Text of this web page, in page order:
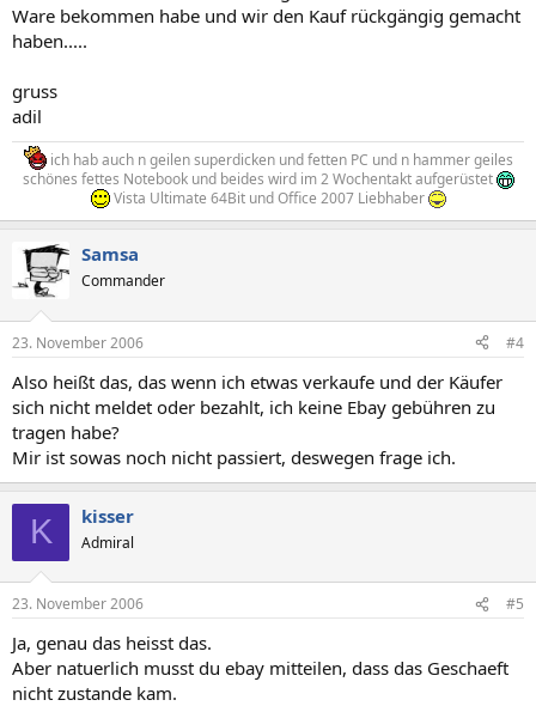
Ware bekommen habe und wir den Kauf rückgängig gemacht
haben.....
gruss
adil
ich hab auch n geilen superdicken und fetten PC und n hammer geiles
schönes fettes Notebook und beides wird im 2 Wochentakt aufgerüstet
Vista Ultimate 64Bit und Office 2007 Liebhaber
Samsa
Commander
23. November 2006 #4
Also heißt das, das wenn ich etwas verkaufe und der Käufer
sich nicht meldet oder bezahlt, ich keine Ebay gebühren zu
tragen habe?
Mir ist sowas noch nicht passiert, deswegen frage ich.
K kisser
Admiral
23. November 2006 #5
Ja, genau das heisst das.
Aber natuerlich musst du ebay mitteilen, dass das Geschaeft
nicht zustande kam.